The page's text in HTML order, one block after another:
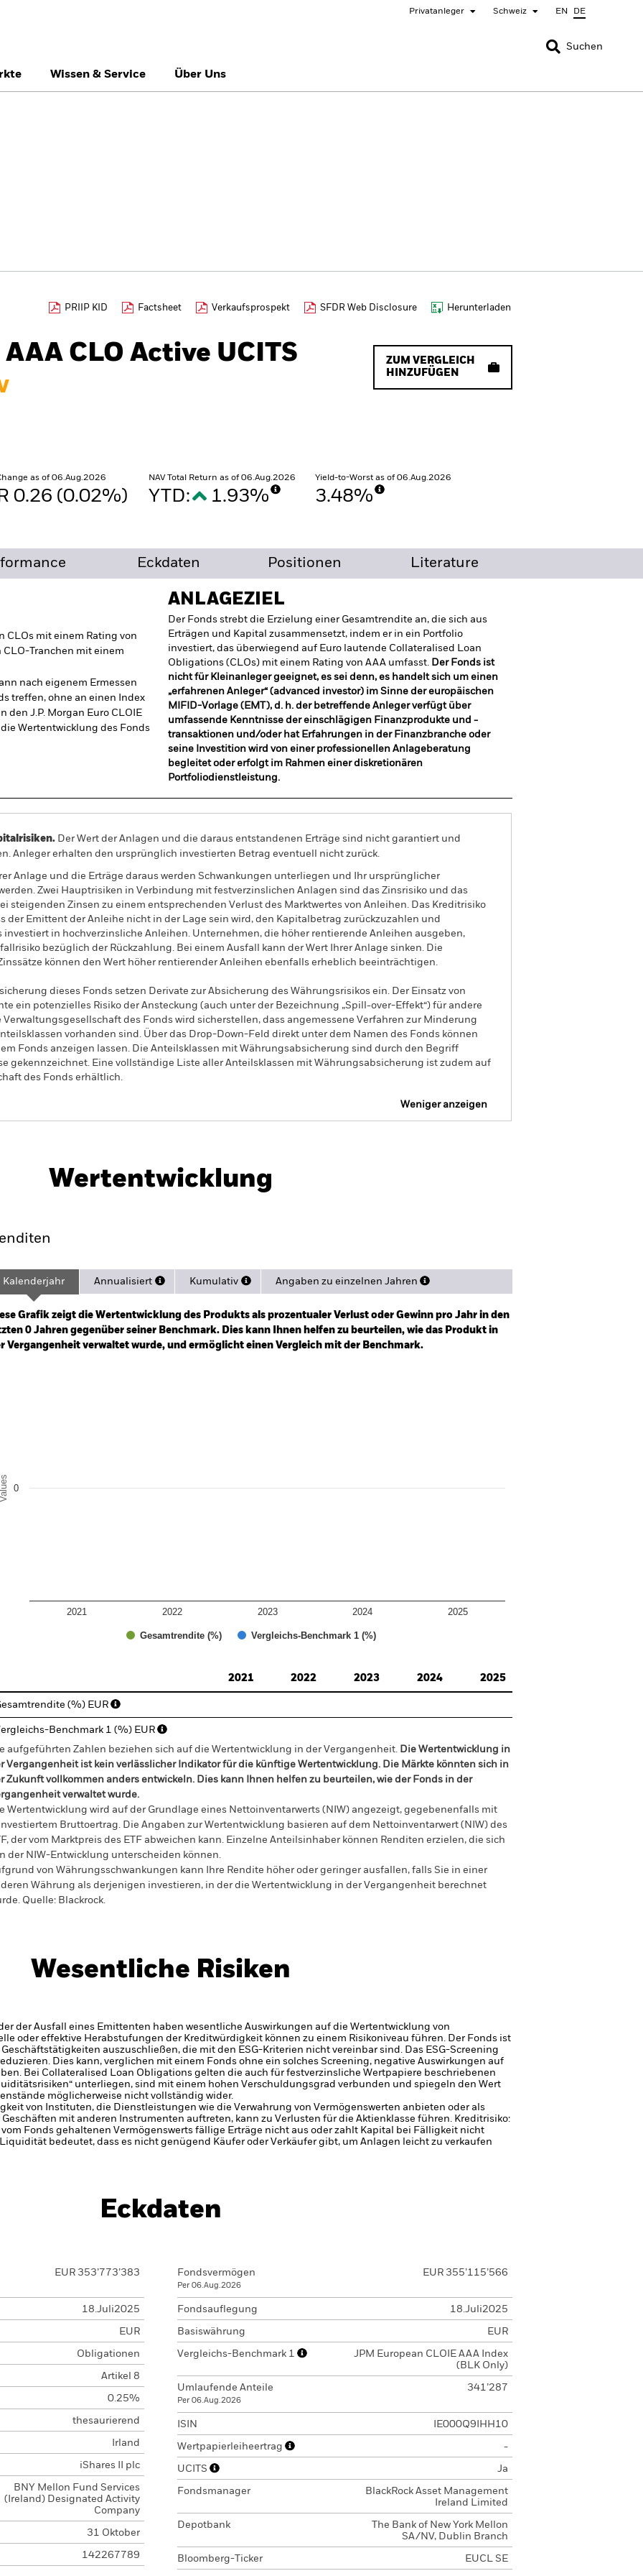
Privatanleger Schweiz EN DE
SCHLIESSEN
SCHLIESSEN
Õsterreich Location not listed
Suchen
Wissen & Service Über Uns
PRIIP KID Factsheet Verkaufsprospekt SFDR Web Disclosure Herunterladen
CLO Active UCITS
ZUM VERGLEICH
HINZUFÜGEN
as of 06.Aug.2026
0.26 (0.02%)
NAV Total Return as of 06.Aug.2026
YTD: 1.93%
Yield-to-Worst as of 06.Aug.2026
3.48%
Eckdaten Positionen Literature
CLOs mit einem Rating von
Tranchen mit einem
nach eigenem Ermessen
treffen, ohne an einen Index
den J.P. Morgan Euro CLOIE
Wertentwicklung des Fonds
ANLAGEZIEL
Der Fonds strebt die Erzielung einer Gesamtrendite an, die sich aus
Erträgen und Kapital zusammensetzt, indem er in ein Portfolio
investiert, das überwiegend auf Euro lautende Collateralised Loan
Obligations (CLOs) mit einem Rating von AAA umfasst. Der Fonds ist
nicht für Kleinanleger geeignet, es sei denn, es handelt sich um einen
„erfahrenen Anleger“ (advanced investor) im Sinne der europäischen
MIFID-Vorlage (EMT), d. h. der betreffende Anleger verfügt über
umfassende Kenntnisse der einschlägigen Finanzprodukte und -
transaktionen und/oder hat Erfahrungen in der Finanzbranche oder
seine Investition wird von einer professionellen Anlageberatung
begleitet oder erfolgt im Rahmen einer diskretionären
Portfoliodienstleistung.
Der Wert der Anlagen und die daraus entstandenen Erträge sind nicht garantiert und
Anleger erhalten den ursprünglich investierten Betrag eventuell nicht zurück.
Anlage und die Erträge daraus werden Schwankungen unterliegen und Ihr ursprünglicher
Zwei Hauptrisiken in Verbindung mit festverzinslichen Anlagen sind das Zinsrisiko und das
steigenden Zinsen zu einem entsprechenden Verlust des Marktwertes von Anleihen. Das Kreditrisiko
der Emittent der Anleihe nicht in der Lage sein wird, den Kapitalbetrag zurückzuzahlen und
investiert in hochverzinsliche Anleihen. Unternehmen, die höher rentierende Anleihen ausgeben,
bezüglich der Rückzahlung. Bei einem Ausfall kann der Wert Ihrer Anlage sinken. Die
können den Wert höher rentierender Anleihen ebenfalls erheblich beeinträchtigen.
dieses Fonds setzen Derivate zur Absicherung des Währungsrisikos ein. Der Einsatz von
ein potenzielles Risiko der Ansteckung (auch unter der Bezeichnung „Spill-over-Effekt“) für andere
des Fonds wird sicherstellen, dass angemessene Verfahren zur Minderung
vorhanden sind. Über das Drop-Down-Feld direkt unter dem Namen des Fonds können
Fonds anzeigen lassen. Die Anteilsklassen mit Währungsabsicherung sind durch den Begriff
gekennzeichnet. Eine vollständige Liste aller Anteilsklassen mit Währungsabsicherung ist zudem auf
des Fonds erhältlich.
Weniger anzeigen
Wertentwicklung
2025-07-18 00:00:00 to 2026-08-06 00:00:00.
0 to 4.5.
Kalenderjahr Annualisiert Kumulativ Angaben zu einzelnen Jahren
Grafik zeigt die Wertentwicklung des Produkts als prozentualer Verlust oder Gewinn pro Jahr in den
0 Jahren gegenüber seiner Benchmark. Dies kann Ihnen helfen zu beurteilen, wie das Produkt in
Vergangenheit verwaltet wurde, und ermöglicht einen Vergleich mit der Benchmark.
Values
Gesamtrendite (%) Vergleichs-Benchmark 1 (%)
2021 2022 2023 2024 2025
0
2021
2022 2023 2024 2025
(%) EUR
Benchmark 1 (%) EUR
aufgeführten Zahlen beziehen sich auf die Wertentwicklung in der Vergangenheit. Die Wertentwicklung in
Vergangenheit ist kein verlässlicher Indikator für die künftige Wertentwicklung. Die Märkte könnten sich in
Zukunft vollkommen anders entwickeln. Dies kann Ihnen helfen zu beurteilen, wie der Fonds in der
verwaltet wurde.
Wertentwicklung wird auf der Grundlage eines Nettoinventarwerts (NIW) angezeigt, gegebenenfalls mit
Bruttoertrag. Die Angaben zur Wertentwicklung basieren auf dem Nettoinventarwert (NIW) des
der vom Marktpreis des ETF abweichen kann. Einzelne Anteilsinhaber können Renditen erzielen, die sich
der NIW-Entwicklung unterscheiden können.
von Währungsschwankungen kann Ihre Rendite höher oder geringer ausfallen, falls Sie in einer
Währung als derjenigen investieren, in der die Wertentwicklung in der Vergangenheit berechnet
Quelle: Blackrock.
Wesentliche Risiken
der Ausfall eines Emittenten haben wesentliche Auswirkungen auf die Wertentwicklung von
oder effektive Herabstufungen der Kreditwürdigkeit können zu einem Risikoniveau führen. Der Fonds ist
auszuschließen, die mit den ESG-Kriterien nicht vereinbar sind. Das ESG-Screening
Dies kann, verglichen mit einem Fonds ohne ein solches Screening, negative Auswirkungen auf
Bei Collateralised Loan Obligations gelten die auch für festverzinsliche Wertpapiere beschriebenen
unterliegen, sind mit einem hohen Verschuldungsgrad verbunden und spiegeln den Wert
möglicherweise nicht vollständig wider.
von Instituten, die Dienstleistungen wie die Verwahrung von Vermögenswerten anbieten oder als
mit anderen Instrumenten auftreten, kann zu Verlusten für die Aktienklasse führen. Kreditrisiko:
Fonds gehaltenen Vermögenswerts fällige Erträge nicht aus oder zahlt Kapital bei Fälligkeit nicht
bedeutet, dass es nicht genügend Käufer oder Verkäufer gibt, um Anlagen leicht zu verkaufen
Eckdaten
EUR 353’773’383
18.Juli2025
EUR
Obligationen
Artikel 8
0.25%
thesaurierend
Irland
iShares II plc
BNY Mellon Fund Services
(Ireland) Designated Activity
Company
31 Oktober
142267789
Fondsvermögen
Per 06.Aug.2026
EUR 355’115’566
Fondsauflegung 18.Juli2025
Basiswährung EUR
Vergleichs-Benchmark 1
JPM European CLOIE AAA Index
(BLK Only)
Umlaufende Anteile
Per 06.Aug.2026
341’287
ISIN IE000Q9IHH10
Wertpapierleiheertrag -
UCITS Ja
Fondsmanager
BlackRock Asset Management
Ireland Limited
Depotbank
The Bank of New York Mellon
SA/NV, Dublin Branch
Bloomberg-Ticker EUCL SE